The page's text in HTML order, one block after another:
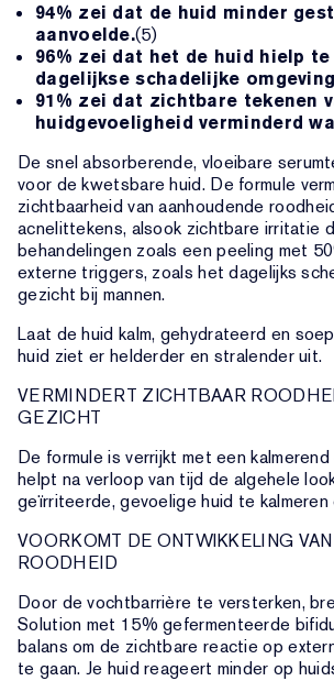
94% zei dat de huid minder
aanvoelde.(5)
96% zei dat het de huid hielp
dagelijkse schadelijke
91% zei dat zichtbare tekenen
huidgevoeligheid verminderd
De snel absorberende, vloeibare
voor de kwetsbare huid. De formule
zichtbaarheid van aanhoudende
acnelittekens, alsook zichtbare irritatie
behandelingen zoals een peeling met
externe triggers, zoals het dagelijks
gezicht bij mannen.
Laat de huid kalm, gehydrateerd en
huid ziet er helderder en stralender uit.
VERMINDERT ZICHTBAAR
GEZICHT
De formule is verrijkt met een
helpt na verloop van tijd de algehele
geïrriteerde, gevoelige huid te
VOORKOMT DE ONTWIKKELING
ROODHEID
Door de vochtbarrière te versterken,
Solution met 15% gefermenteerde
balans om de zichtbare reactie op
te gaan. Je huid reageert minder op